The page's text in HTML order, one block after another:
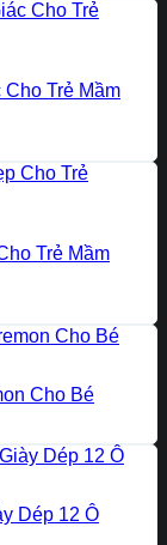
Trẻ Mầm
Trẻ Mầm
Cho Bé
Dép 12 Ô